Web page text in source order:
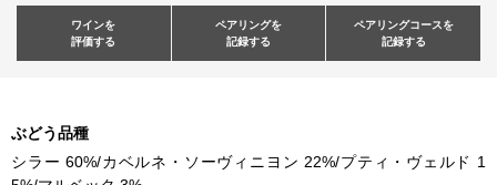
ワインを
評価する
ペアリングを
記録する
ペアリングコースを
記録する
ぶどう品種
シラー 60%/カベルネ・ソーヴィニヨン 22%/プティ・ヴェルド 1